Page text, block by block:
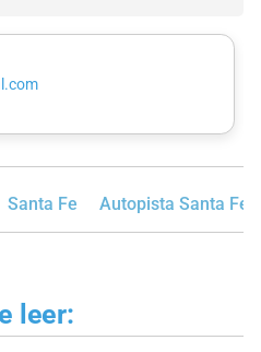
Santa Fe Autopista Santa Fe
leer: